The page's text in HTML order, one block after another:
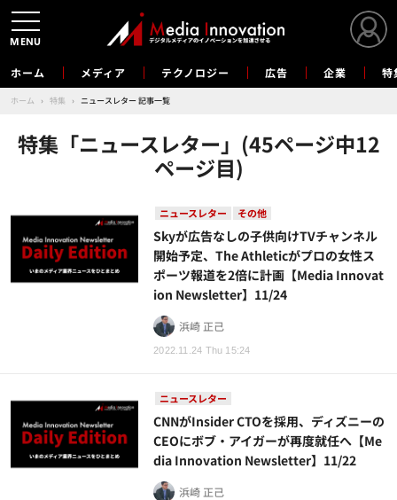
ホーム メディア テクノロジー 広告 企業 特
ホーム › 特集 › ニュースレター 記事一覧
特集「ニュースレター」(45ページ中12
ページ目)
ニュースレター その他
2022.11.24 Thu 15:24
Skyが広告なしの子供向けTVチャンネル
開始予定、The Athleticがプロの女性ス
ポーツ報道を2倍に計画【Media Innovat
ion Newsletter】11/24
浜崎 正己
ニュースレター
CNNがInsider CTOを採用、ディズニーの
CEOにボブ・アイガーが再度就任へ【Me
dia Innovation Newsletter】11/22
浜崎 正己
MENU